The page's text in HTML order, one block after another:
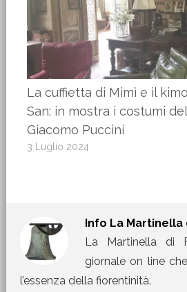
La cuffietta di Mimì e il
San: in mostra i costumi
Giacomo Puccini
3 Luglio 2024
Info La Martinella
La Martinella di
giornale on line
l’essenza della fiorentinità.